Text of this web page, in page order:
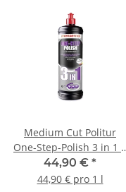
Medium Cut Politur
One-Step-Polish 3 in 1 1
L
44,90 € *
44,90 € pro 1 l